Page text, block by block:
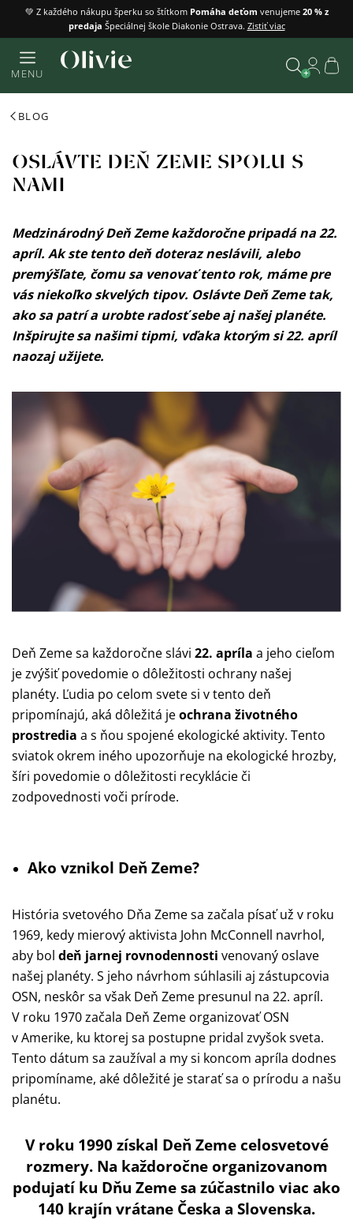
Prejsť
obsah
💚 Z každého nákupu šperku so štítkom Pomáha deťom venujeme 20 % z
predaja Špeciálnej škole Diakonie Ostrava. Zistiť viac
MENU
BLOG
OSLÁVTE DEŇ ZEME SPOLU S
NAMI
Medzinárodný Deň Zeme každoročne pripadá na 22.
apríl. Ak ste tento deň doteraz neslávili, alebo
premýšľate, čomu sa venovať tento rok, máme pre
vás niekoľko skvelých tipov. Oslávte Deň Zeme tak,
ako sa patrí a urobte radosť sebe aj našej planéte.
Inšpirujte sa našimi tipmi, vďaka ktorým si 22. apríl
naozaj užijete.
Deň Zeme sa každoročne slávi 22. apríla a jeho cieľom
je zvýšiť povedomie o dôležitosti ochrany našej
planéty. Ľudia po celom svete si v tento deň
pripomínajú, aká dôležitá jeochrana životného
prostredia a s ňou spojené ekologické aktivity. Tento
sviatok okrem iného upozorňuje na ekologické hrozby,
šíri povedomie o dôležitosti recyklácie či
zodpovednosti voči prírode.
Ako vznikol Deň Zeme?
História svetového Dňa Zeme sa začala písať už v roku
1969, kedy mierový aktivista John McConnell navrhol,
aby bol deň jarnej rovnodennosti venovaný oslave
našej planéty. S jeho návrhom súhlasili aj zástupcovia
OSN, neskôr sa však Deň Zeme presunul na 22. apríl.
V roku 1970 začala Deň Zeme organizovať OSN
v Amerike, ku ktorej sa postupne pridal zvyšok sveta.
Tento dátum sa zaužíval a my si koncom apríla dodnes
pripomíname, aké dôležité je starať sa o prírodu a našu
planétu.
V roku 1990 získal Deň Zeme celosvetové
rozmery. Na každoročne organizovanom
podujatí ku Dňu Zeme sa zúčastnilo viac ako
140 krajín vrátane Česka a Slovenska.